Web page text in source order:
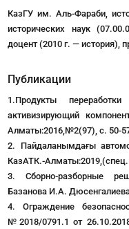
КазГУ им. Аль-Фараби,
исторических наук
доцент (2010 г. — история),
Публикации
1.Продукты
активизирующий
Алматы:2016,№2(97), с. 50-
2. Пайдаланымдағы
КазАТК.-
3. Сборно-разборные
Базанова И.А.
4. Ограждение
№2018/0791.1 от